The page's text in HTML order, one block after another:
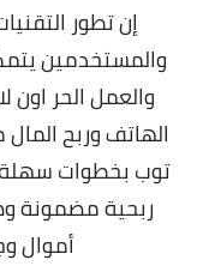
إن تطور
والمستخدمين
والعمل الحر اون
الهاتف وربح
توب بخطوات سهلة
ربحية مضمونة
أموال